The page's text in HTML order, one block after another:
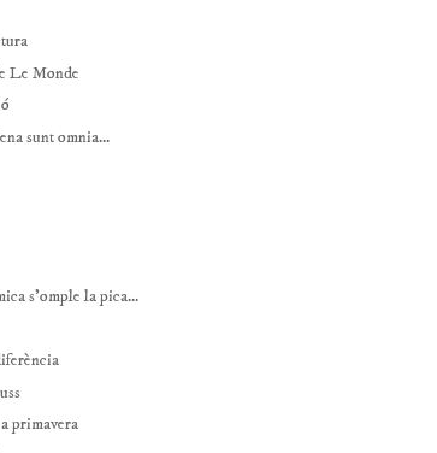
Le Monde
sunt omnia...
s'omple la pica...
primavera